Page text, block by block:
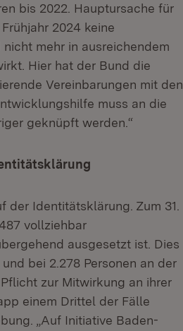
bis 2022. Hauptursache für
2024 keine
mehr in ausreichendem
Hier hat der Bund die
Vereinbarungen mit den
muss an die
geknüpft werden.“
Identitätsklärung. Zum 31.
vollziehbar
ausgesetzt ist. Dies
bei 2.278 Personen an der
zur Mitwirkung an ihrer
einem Drittel der Fälle
„Auf Initiative Baden-